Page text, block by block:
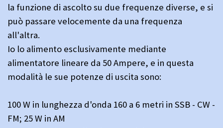
la funzione di ascolto su due frequenze diverse, e si
può passare velocemente da una frequenza
all'altra.
Io lo alimento esclusivamente mediante
alimentatore lineare da 50 Ampere, e in questa
modalità le sue potenze di uscita sono:
100 W in lunghezza d'onda 160 a 6 metri in SSB - CW -
FM; 25 W in AM